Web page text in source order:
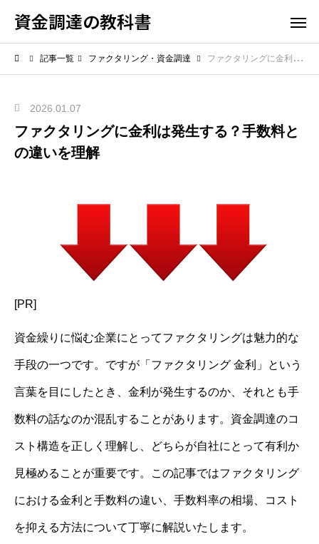
資金調達の教科書
記事一覧 ファクタリング・資金調達 ファクタリングに金利は発生する？手数料との違いを理解
2026.01.07
ファクタリングに金利は発生する？手数料と
の違いを理解
[PR]
資金繰りに悩む企業にとってファクタリングは魅力的な
手段の一つです。ですが「ファクタリング 金利」という
言葉を目にしたとき、金利が発生するのか、それとも手
数料の話なのか混乱することがあります。資金調達のコ
スト構造を正しく理解し、どちらが自社にとって有利か
見極めることが重要です。この記事ではファクタリング
における金利と手数料の違い、手数料率の相場、コスト
を抑える方法について丁寧に解説いたします。